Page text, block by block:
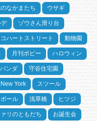
なかまたち ウサギ
ゾウさん滑り台
ハートストリート 動物園
月刊ポピー ハロウィン
パンダ 守谷住宅園
New York スツール
ール 浅草橋 ヒツジ
リのともだち お誕生会